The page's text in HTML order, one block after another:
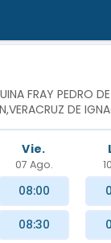
FRAY PEDRO
DE
Vie.
07 Ago.
08:00
08:30